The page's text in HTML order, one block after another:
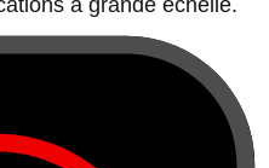
à grande échelle.